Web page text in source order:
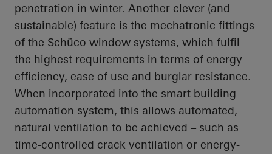
penetration in winter. Another clever (and
sustainable) feature is the mechatronic fittings
of the Schüco window systems, which fulfil
the highest requirements in terms of energy
efficiency, ease of use and burglar resistance.
When incorporated into the smart building
automation system, this allows automated,
natural ventilation to be achieved – such as
time-controlled crack ventilation or energy-